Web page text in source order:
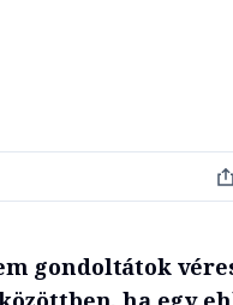
gondoltátok